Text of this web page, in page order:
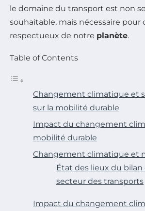
le domaine du transport est non
souhaitable, mais nécessaire pour
respectueux de notre planète.
Table of Contents
Changement climatique et
sur la mobilité durable
Impact du changement
mobilité durable
Changement climatique et
État des lieux du bilan
secteur des transports
Impact du changement